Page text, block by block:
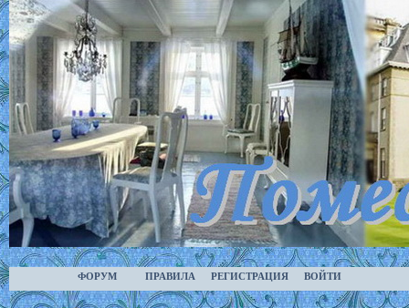
ФОРУМ ПРАВИЛА РЕГИСТРАЦИЯ ВОЙТИ